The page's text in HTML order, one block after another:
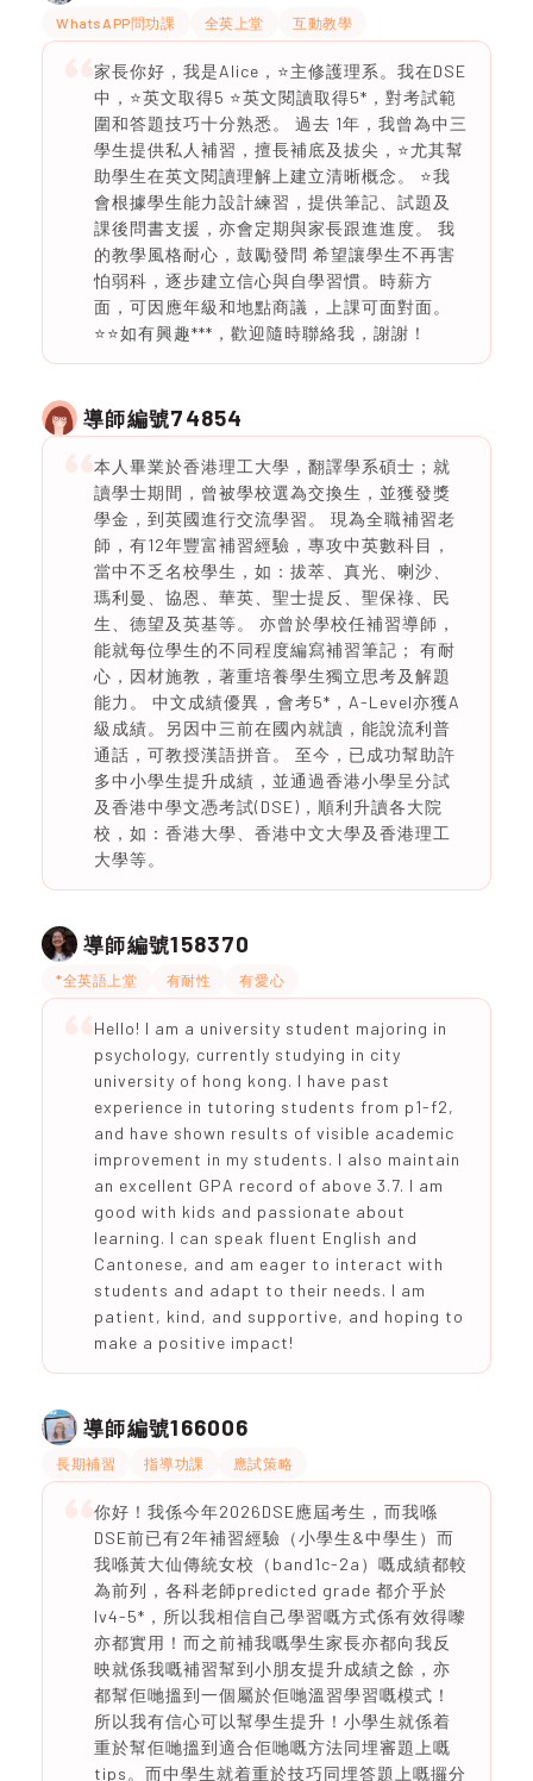
WhatsAPP問功課 全英上堂 互動教學
家長你好，我是Alice，⭐️主修護理系。我在DSE
中，⭐️英文取得5 ⭐️英文閱讀取得5*，對考試範
圍和答題技巧十分熟悉。 過去 1年，我曾為中三
學生提供私人補習，擅長補底及拔尖，⭐️尤其幫
助學生在英文閱讀理解上建立清晰概念。 ⭐️我
會根據學生能力設計練習，提供筆記、試題及
課後問書支援，亦會定期與家長跟進進度。 我
的教學風格耐心，鼓勵發問 希望讓學生不再害
怕弱科，逐步建立信心與自學習慣。時薪方
面，可因應年級和地點商議，上課可面對面。
⭐️⭐️如有興趣***，歡迎隨時聯絡我，謝謝！
導師編號74854
本人畢業於香港理工大學，翻譯學系碩士；就
讀學士期間，曾被學校選為交換生，並獲發獎
學金，到英國進行交流學習。 現為全職補習老
師，有12年豐富補習經驗，專攻中英數科目，
當中不乏名校學生，如：拔萃、真光、喇沙、
瑪利曼、協恩、華英、聖士提反、聖保祿、民
生、德望及英基等。 亦曾於學校任補習導師，
能就每位學生的不同程度編寫補習筆記； 有耐
心，因材施教，著重培養學生獨立思考及解題
能力。 中文成績優異，會考5*，A-Level亦獲A
級成績。另因中三前在國內就讀，能說流利普
通話，可教授漢語拼音。 至今，已成功幫助許
多中小學生提升成績，並通過香港小學呈分試
及香港中學文憑考試(DSE)，順利升讀各大院
校，如：香港大學、香港中文大學及香港理工
大學等。
導師編號158370
*全英語上堂 有耐性 有愛心
Hello! I am a university student majoring in
psychology, currently studying in city
university of hong kong. I have past
experience in tutoring students from p1-f2,
and have shown results of visible academic
improvement in my students. I also maintain
an excellent GPA record of above 3.7. I am
good with kids and passionate about
learning. I can speak fluent English and
Cantonese, and am eager to interact with
students and adapt to their needs. I am
patient, kind, and supportive, and hoping to
make a positive impact!
導師編號166006
長期補習 指導功課 應試策略
你好！我係今年2026DSE應屆考生，而我喺
DSE前已有2年補習經驗（小學生&中學生）而
我喺黃大仙傳統女校（band1c-2a）嘅成績都較
為前列，各科老師predicted grade 都介乎於
lv4-5*，所以我相信自己學習嘅方式係有效得嚟
亦都實用！而之前補我嘅學生家長亦都向我反
映就係我嘅補習幫到小朋友提升成績之餘，亦
都幫佢哋搵到一個屬於佢哋溫習學習嘅模式！
所以我有信心可以幫學生提升！小學生就係着
重於幫佢哋搵到適合佢哋嘅方法同埋審題上嘅
tips。而中學生就着重於技巧同埋答題上嘅攞分